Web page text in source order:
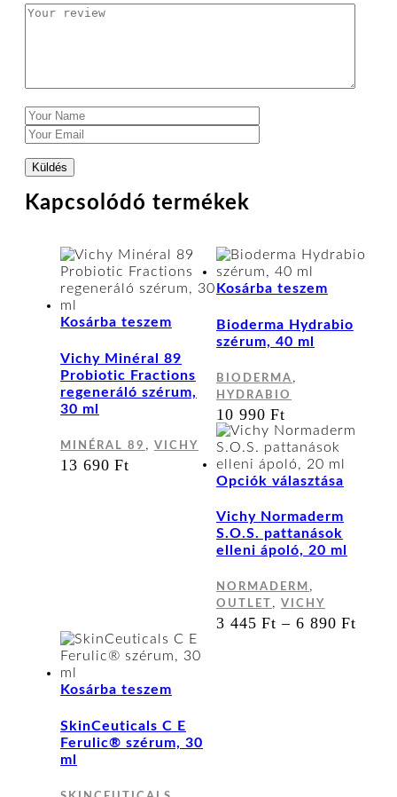
Kapcsolódó termékek
Kosárba teszem
Vichy Minéral 89
Probiotic Fractions
regeneráló szérum,
30 ml
MINÉRAL 89 , VICHY
13 690Ft
Kosárba teszem
Bioderma Hydrabio
szérum, 40 ml
BIODERMA ,
HYDRABIO
10 990Ft
Opciók választása
a
Vichy Normaderm
S.O.S. pattanások
elleni ápoló, 20 ml
NORMADERM ,
OUTLET , VICHY
3 445Ft – 6 890Ft
Kosárba teszem
SkinCeuticals C E
Ferulic® szérum, 30
ml